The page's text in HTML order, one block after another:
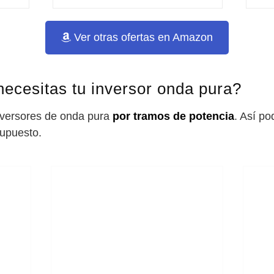
Ver otras ofertas en Amazon
tu inversor onda pura?
de onda pura por tramos de potencia. Así